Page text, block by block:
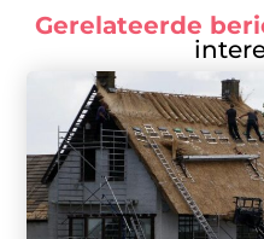
Gerelateerde